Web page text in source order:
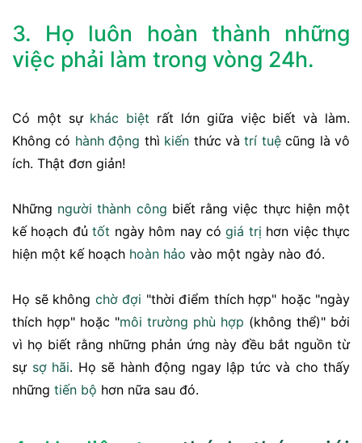
3. Họ luôn hoàn thành những
việc phải làm trong vòng 24h.
Có một sự khác biệt rất lớn giữa việc biết và làm.
Không có hành động thì kiến ​​thức vàtrí tuệcũng là vô
ích. Thật đơn giản!
Những người thành công biết rằng việc thực hiện một
kế hoạch đủtốt ngày hôm nay cógiá trị hơn việc thực
hiện một kế hoạch hoàn hảo vào một ngày nào đó.
Họ sẽ không chờ đợi "thời điểm thích hợp" hoặc "ngày
thích hợp" hoặc "môi trường phù hợp (không thể)" bởi
vì họ biết rằng những phản ứng này đều bắt nguồn từ
sự sợ hãi. Họ sẽ hành động ngay lập tức và cho thấy
những tiến bộ hơn nữa sau đó.